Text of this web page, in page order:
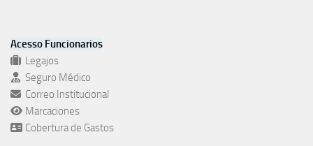
Acesso Funcionarios
Legajos
Seguro Médico
Correo Institucional
Marcaciones
Cobertura de Gastos